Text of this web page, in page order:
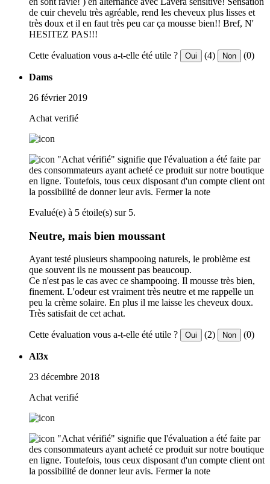
de cuir chevelu très agréable, rend les cheveux plus lisses et
très doux et il en faut très peu car ça mousse bien!! Bref, N'
HESITEZ PAS!!!
Cette évaluation vous a-t-elle été utile ? Oui (4) Non (0)
Dams
26 février 2019
Achat verifié
"Achat vérifié" signifie que l'évaluation a été faite par
des consommateurs ayant acheté ce produit sur notre boutique
en ligne. Toutefois, tous ceux disposant d'un compte client ont
la possibilité de donner leur avis. Fermer la note
Evalué(e) à 5 étoile(s) sur 5.
Neutre, mais bien moussant
Ayant testé plusieurs shampooing naturels, le problème est
que souvent ils ne moussent pas beaucoup.
Ce n'est pas le cas avec ce shampooing. Il mousse très bien,
finement. L'odeur est vraiment très neutre et me rappelle un
peu la crème solaire. En plus il me laisse les cheveux doux.
Très satisfait de cet achat.
Cette évaluation vous a-t-elle été utile ? Oui (2) Non (0)
Al3x
23 décembre 2018
Achat verifié
"Achat vérifié" signifie que l'évaluation a été faite par
des consommateurs ayant acheté ce produit sur notre boutique
en ligne. Toutefois, tous ceux disposant d'un compte client ont
la possibilité de donner leur avis. Fermer la note